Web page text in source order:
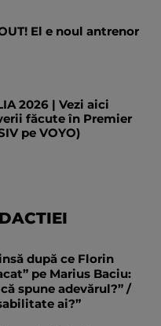
El e noul antrenor
2026 | Vezi aici
făcute în Premier
pe VOYO)
după ce Florin
pe Marius Baciu:
spune adevărul?” /
ai?”